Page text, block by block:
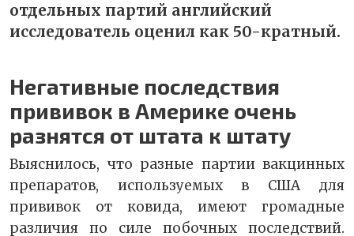
отдельных партий английский
исследователь оценил как 50-кратный.
Негативные последствия
прививок в Америке очень
разнятся от штата к штату
Выяснилось, что разные партии вакцинных
препаратов, используемых в США для
прививок от ковида, имеют громадные
различия по силе побочных последствий.